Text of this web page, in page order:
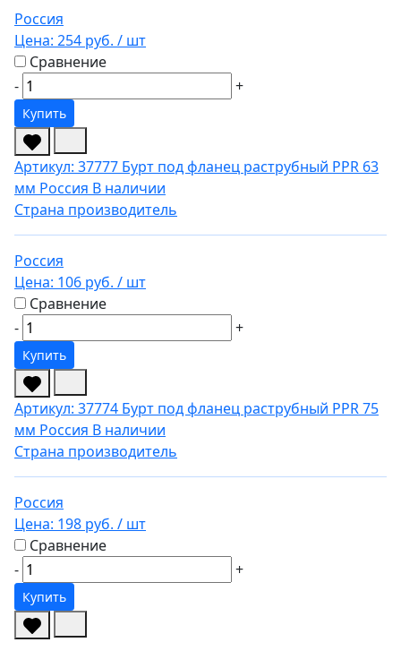
Россия
Цена: 254 руб. / шт
Сравнение
-
+
Купить
Артикул: 37777 Бурт под фланец раструбный PPR 63
мм Россия В наличии
Страна производитель
Россия
Цена: 106 руб. / шт
Сравнение
-
+
Купить
Артикул: 37774 Бурт под фланец раструбный PPR 75
мм Россия В наличии
Страна производитель
Россия
Цена: 198 руб. / шт
Сравнение
-
+
Купить